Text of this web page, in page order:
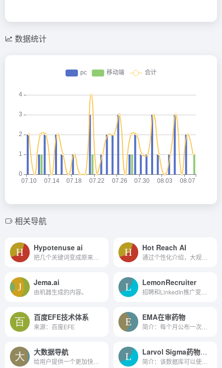
数据统计
相关导航
Hypotenuse ai Hot Reach AI
Jema.ai
由机器生成的内容。
LemonRecruiter
百度EFE技术体系
来源：百度EFE
EMA在审药物
大数据导航 Larvol Sigma药物管线